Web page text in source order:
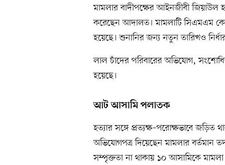
মামলার বাদীপক্ষের আইনজীবী
করেছেন আদালত। মামলাটি সিএমএম
হয়েছে। শুনানির জন্য নতুন তারিখও
লাল চাঁদের পরিবারের অভিযোগ,
হয়েছে।
আট আসামি পলাতক
হত্যার সঙ্গে প্রত্যক্ষ–পরোক্ষভাবে
অভিযোগপত্র দিয়েছেন মামলার বর্তমান
সম্পৃক্ততা না থাকায় ১০ আসামিকে